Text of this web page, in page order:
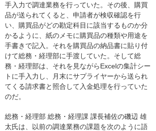
手入力で調達業務を行っていた。その後、購買
品が送られてくると、申請者が検収確認を行
い、購買品がどの勘定科目に該当するものか分
かるように、紙のメモに購買品の種類や用途を
手書きで記入。それを購買品の納品書に貼り付
けて総務・経理部に手渡していた。そして総
務・経理部は、それを見ながらExcelの集計シー
トに手入力し、月末にサプライヤーから送られ
てくる請求書と照合して入金処理を行っていた
のだ。
総務・経理部 総務・経理課 課長補佐の磯辺 雄
太氏は、以前の調達業務の課題を次のように語